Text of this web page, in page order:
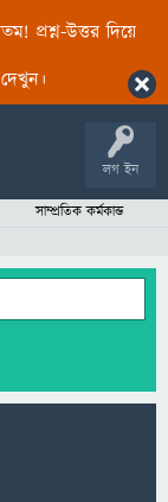
প্রশ্ন-উত্তর দিয়ে
লগ ইন
সাম্প্রতিক কর্মকান্ড